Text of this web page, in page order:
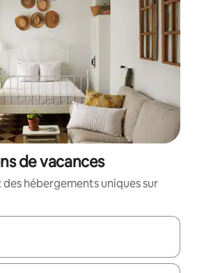
de vacances
hébergements uniques sur
s'affichent, utilisez les flèches vers le